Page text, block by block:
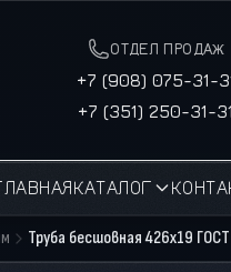
ОТДЕЛ ПРОДАЖ
+7 (908) 075-31-
+7 (351) 250-31-31
КАТАЛОГ
Труба бесшовная 426х19